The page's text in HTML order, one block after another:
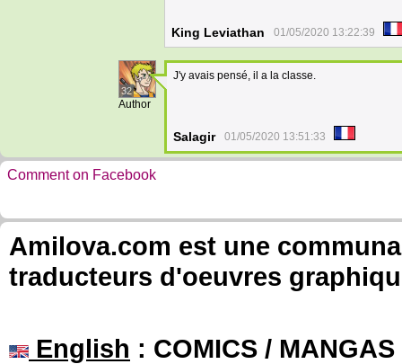
King Leviathan 01/05/2020 13:22:39
32
Author
J'y avais pensé, il a la classe.
Salagir 01/05/2020 13:51:33
Comment on Facebook
Amilova.com est une
traducteurs d'oeuvres
English : COMICS /